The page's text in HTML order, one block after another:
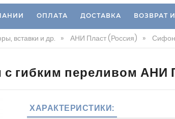
ОПЛАТА ДОСТАВКА ВОЗВРАТ
вставки и др. » АНИ Пласт (Россия) » Сифон
гибким переливом АНИ
ХАРАКТЕРИСТИКИ: